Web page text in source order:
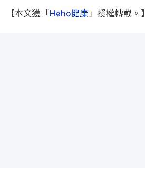
【本文獲「Heho健康 」授權轉載。】